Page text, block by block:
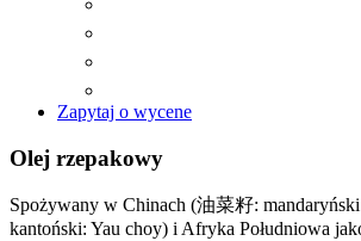
Zapytaj o wycene
Olej rzepakowy
Spożywany w Chinach (油菜籽:
kantoński: Yau choy) i Afryka Południowa